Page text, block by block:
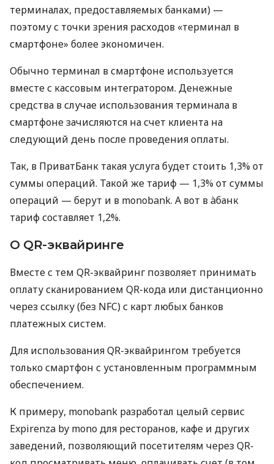
терминалах, предоставляемых банками) —
поэтому с точки зрения расходов «терминал в
смартфоне» более экономичен.
Обычно терминал в смартфоне используется
вместе с кассовым интегратором. Денежные
средства в случае использования терминала в
смартфоне зачисляются на счет клиента на
следующий день после проведения оплаты.
Так, в ПриватБанк такая услуга будет стоить 1,3% от
суммы операций. Такой же тариф — 1,3% от суммы
операций — берут и в monobank. А вот в àбанк
тариф составляет 1,2%.
О QR-эквайринге
Вместе с тем QR-эквайринг позволяет принимать
оплату сканированием QR-кода или дистанционно
через ссылку (без NFC) с карт любых банков
платежных систем.
Для использования QR-эквайрингом требуется
только смартфон с установленным программным
обеспечением.
К примеру, monobank разработал целый сервис
Expirenza by mono для ресторанов, кафе и других
заведений, позволяющий посетителям через QR-